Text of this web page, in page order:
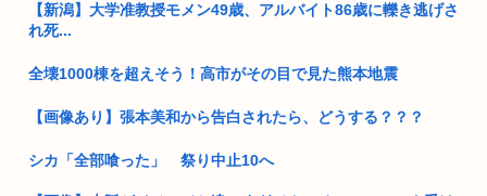
全国のやや田舎が恐怖するデータセンター 排熱、低周波、電気
使いす...
【動画】高市早苗さん、広島の被爆者代表を睨みつけてしまい
かったで...
【新潟】大学准教授モメン49歳、アルバイト86歳に轢き逃げさ
れ死...
全壊1000棟を超えそう！高市がその目で見た熊本地震
【画像あり】張本美和から告白されたら、どうする？？？
シカ「全部喰った」 祭り中止10へ